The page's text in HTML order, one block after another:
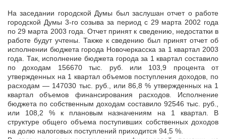
На заседании городской Думы был заслушан отчет о работе
городской Думы 3-го созыва за период с 29 марта 2002 года
по 29 марта 2003 года. Отчет принят к сведению, недостатки в
работе будут учтены. Также к сведению был принят отчет об
исполнении бюджета города Новочеркасска за 1 квартал 2003
года. Так, исполнение бюджета города за 1 квартал составило
по доходам 156670 тыс. руб. или 103,9 процента от
утвержденных на 1 квартал объемов поступления доходов, по
расходам — 147030 тыс. руб., или 86,8 % утвержденных на 1
квартал объемов финансирования расходов. Исполнение
бюджета по собственным доходам составило 92546 тыс. руб.,
или 108,2 % к плановым назначениям на 1 квартал. В
структуре общего объема поступивших собственных доходов
на долю налоговых поступлений приходится 94,5 %.